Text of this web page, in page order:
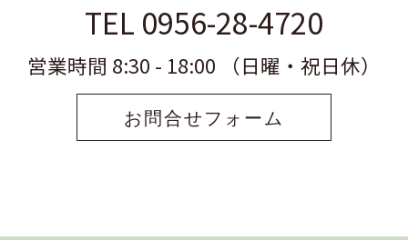
TEL 0956-28-4720
営業時間 8:30 - 18:00 （日曜・祝日休）
お問合せフォーム